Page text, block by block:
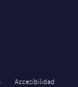
Accesibilidad